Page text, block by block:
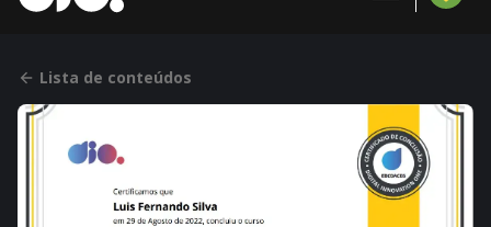
Lista de conteúdos